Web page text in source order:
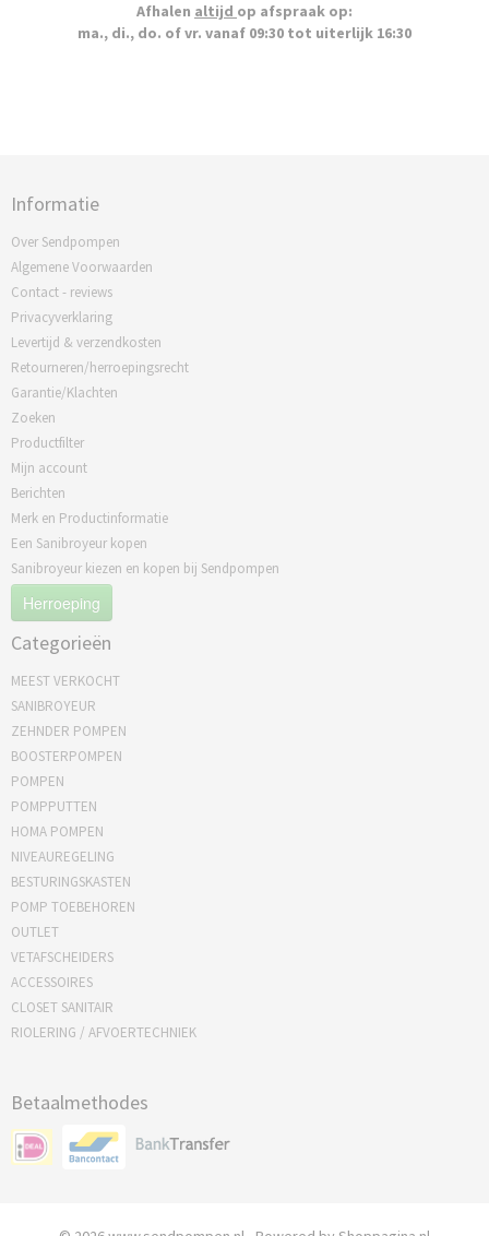
Afhalen altijd op afspraak op:
ma., di., do. of vr. vanaf 09:30 tot uiterlijk 16:30
Informatie
Over Sendpompen
Algemene Voorwaarden
Contact - reviews
Privacyverklaring
Levertijd & verzendkosten
Retourneren/herroepingsrecht
Garantie/Klachten
Zoeken
Productfilter
Mijn account
Berichten
Merk en Productinformatie
Een Sanibroyeur kopen
Sanibroyeur kiezen en kopen bij Sendpompen
Herroeping
Categorieën
MEEST VERKOCHT
SANIBROYEUR
ZEHNDER POMPEN
BOOSTERPOMPEN
POMPEN
POMPPUTTEN
HOMA POMPEN
NIVEAUREGELING
BESTURINGSKASTEN
POMP TOEBEHOREN
OUTLET
VETAFSCHEIDERS
ACCESSOIRES
CLOSET SANITAIR
RIOLERING / AFVOERTECHNIEK
Betaalmethodes